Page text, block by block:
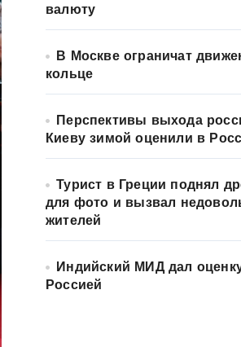
валюту
В Москве ограничат
кольце
Перспективы выхода
Киеву зимой оценили в
Турист в Греции поднял
для фото и вызвал
жителей
Индийский МИД дал
Россией